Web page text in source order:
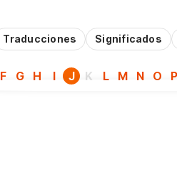
Traducciones Significados
F G H I J K L M N O P